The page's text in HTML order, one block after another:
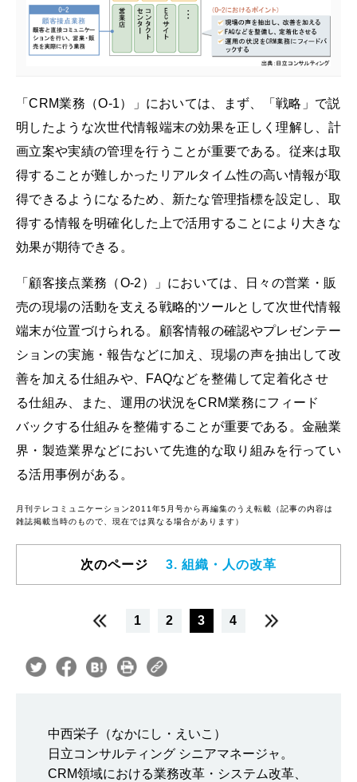
「CRM業務（O-1）」においては、まず、「戦略」で説
明したような次世代情報端末の効果を正しく理解し、計
画立案や実績の管理を行うことが重要である。従来は取
得することが難しかったリアルタイム性の高い情報が取
得できるようになるため、新たな管理指標を設定し、取
得する情報を明確化した上で活用することにより大きな
効果が期待できる。
「顧客接点業務（O-2）」においては、日々の営業・販
売の現場の活動を支える戦略的ツールとして次世代情報
端末が位置づけられる。顧客情報の確認やプレゼンテー
ションの実施・報告などに加え、現場の声を抽出して改
善を加える仕組みや、FAQなどを整備して定着化させ
る仕組み、また、運用の状況をCRM業務にフィード
バックする仕組みを整備することが重要である。金融業
界・製造業界などにおいて先進的な取り組みを行ってい
る活用事例がある。
月刊テレコミュニケーション2011年5月号から再編集のうえ転載（記事の内容は
雑誌掲載当時のもので、現在では異なる場合があります）
次のページ 3. 組織・人の改革
1 2 3 4
中西栄子（なかにし・えいこ）
日立コンサルティング シニアマネージャ。
CRM領域における業務改革・システム改革、